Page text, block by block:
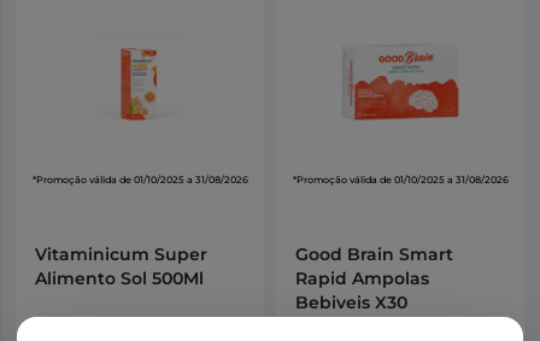
*Promoção válida de 01/10/2025 a 31/08/2026
Vitaminicum Super
Alimento Sol 500Ml
*Promoção válida de 01/10/2025 a 31/08/2026
Good Brain Smart
Rapid Ampolas
Bebiveis X30